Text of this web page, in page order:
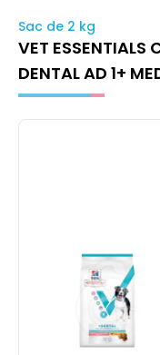
Sac de 2 kg
VET ESSENTIALS
DENTAL AD 1+